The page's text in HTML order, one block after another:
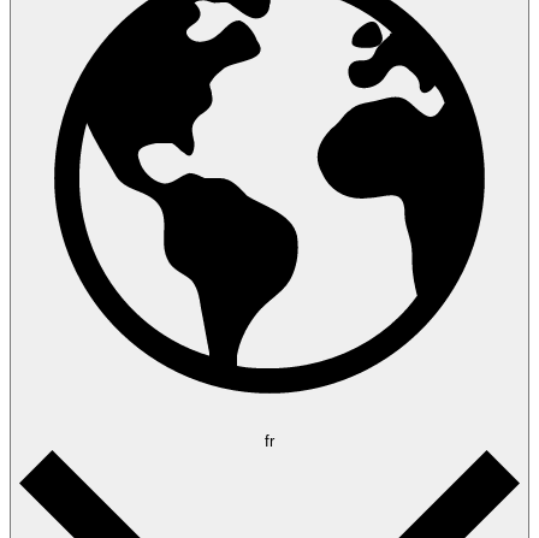
fr